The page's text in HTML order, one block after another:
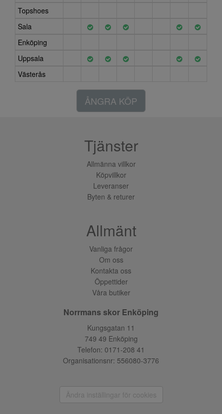
Topshoes
Sala
Enköping
Uppsala
Västerås
ÅNGRA KÖP
Tjänster
Allmänna villkor
Köpvillkor
Leveranser
Byten & returer
Allmänt
Vanliga frågor
Om oss
Kontakta oss
Öppettider
Våra butiker
Norrmans skor Enköping
Kungsgatan 11
749 49 Enköping
Telefon: 0171-208 41
Organisationsnr: 556080-3776
Ändra inställingar för cookies